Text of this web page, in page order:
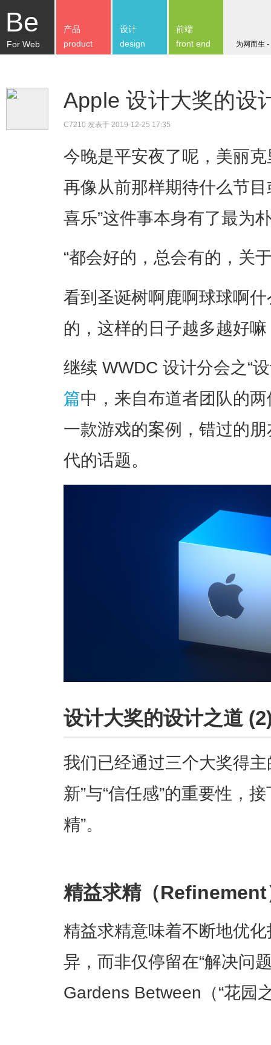
Be
For Web 为网而生
产品
product
设计
design
前端
front end
Apple 设计大奖的设
C7210 发表于 2019-12-25 17:35
今晚是平安夜了呢，美丽
再像从前那样期待什么节
喜乐”这件事本身有了最为
“都会好的，总会有的，关
看到圣诞树啊鹿啊球球啊
的，这样的日子越多越好
继续 WWDC 设计分会之“
篇中，来自布道者团队的
一款游戏的案例，错过的
代的话题。
设计大奖的设计之道
我们已经通过三个大奖得
新”与“信任感”的重要性，
精”。
精益求精（Refinement
精益求精意味着不断地优
异，而非仅停留在“解决问
Gardens Between（“花园